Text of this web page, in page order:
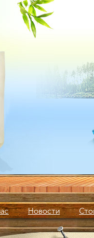
Новости